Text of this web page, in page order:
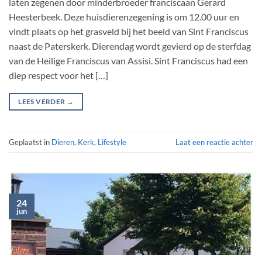
Heesterbeek. Deze huisdierenzegening is om 12.00 uur en
vindt plaats op het grasveld bij het beeld van Sint Franciscus
naast de Paterskerk. Dierendag wordt gevierd op de sterfdag
van de Heilige Franciscus van Assisi. Sint Franciscus had een
diep respect voor het […]
LEES VERDER →
Geplaatst in Dieren, Kerk, Lifestyle Laat een reactie achter
24
jun